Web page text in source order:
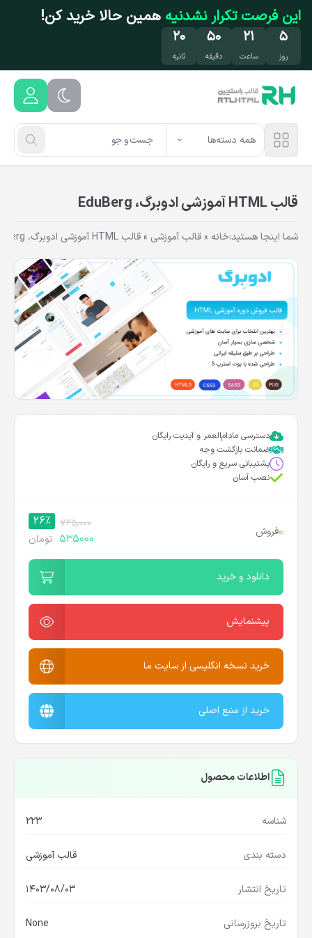
رفتن به محتوای اصلی
این فرصت تکرار نشدنیه همین حالا خرید کن!
۵
روز
۲۱
ساعت
۵۰
دقیقه
۲۰
ثانیه
همه دسته‌ها
قالب HTML آموزشی ادوبرگ، EduBerg
شما اینجا هستید:خانه »قالب آموزشی »قالب HTML آموزشی ادوبرگ، EduBerg
دسترسی مادام‌العمر و آپدیت رایگان
ضمانت بازگشت وجه
پشتیبانی سریع و رایگان
نصب آسان
0فروش
725,000
26%
535000 تومان
دانلود و خرید
پیشنمایش
خرید نسخه انگلیسی از سایت ما
خرید از منبع اصلی
اطلاعات محصول
شناسه 223
دسته بندی قالب آموزشی
تاریخ انتشار 1403/08/03
تاریخ بروزرسانی None